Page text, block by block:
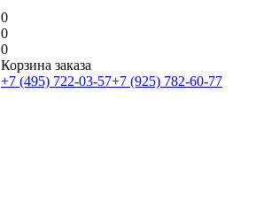
0
0
0
Корзина заказа
+7 (495) 722-03-57+7 (925) 782-60-77